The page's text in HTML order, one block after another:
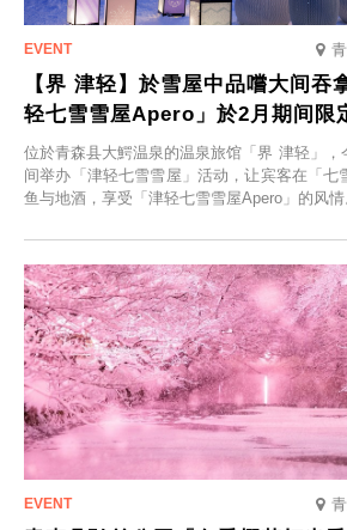
【界 津轻】於雪屋中品嚐大间吞
轻七雪雪屋Apero」於2月期间限
位於青森县大鰐温泉的温泉旅馆「界 津轻」，
间举办「津轻七雪雪屋」活动，让宾客在「七
鱼与地酒，享受「津轻七雪雪屋Apero」的风情